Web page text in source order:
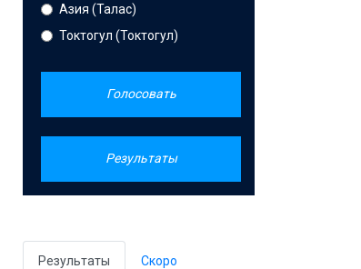
Азия (Талас)
Токтогул (Токтогул)
Голосовать
Результаты
Результаты Скоро